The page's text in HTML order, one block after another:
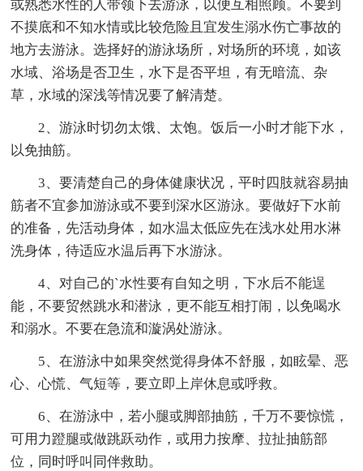
或熟悉水性的人带领下去游泳，以便互相照顾。不要到
不摸底和不知水情或比较危险且宜发生溺水伤亡事故的
地方去游泳。选择好的游泳场所，对场所的环境，如该
水域、浴场是否卫生，水下是否平坦，有无暗流、杂
草，水域的深浅等情况要了解清楚。
2、游泳时切勿太饿、太饱。饭后一小时才能下水，
以免抽筋。
3、要清楚自己的身体健康状况，平时四肢就容易抽
筋者不宜参加游泳或不要到深水区游泳。要做好下水前
的准备，先活动身体，如水温太低应先在浅水处用水淋
洗身体，待适应水温后再下水游泳。
4、对自己的`水性要有自知之明，下水后不能逞
能，不要贸然跳水和潜泳，更不能互相打闹，以免喝水
和溺水。不要在急流和漩涡处游泳。
5、在游泳中如果突然觉得身体不舒服，如眩晕、恶
心、心慌、气短等，要立即上岸休息或呼救。
6、在游泳中，若小腿或脚部抽筋，千万不要惊慌，
可用力蹬腿或做跳跃动作，或用力按摩、拉扯抽筋部
位，同时呼叫同伴救助。